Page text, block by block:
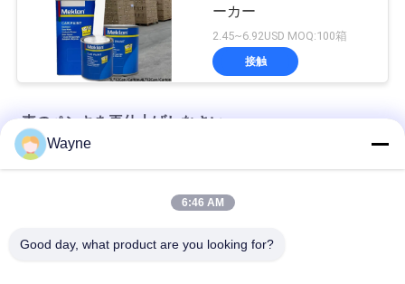
ーカー
2.45~6.92USD MOQ:100箱
接触
車のペンキを再仕上げしなさい
自動車用塗料の混ざり前 自動車用噴霧用アクリル塗料
多機能自動車用車漆 ハバナ グレー色 無害
Wayne
6:46 AM
Good day, what product are you looking for?